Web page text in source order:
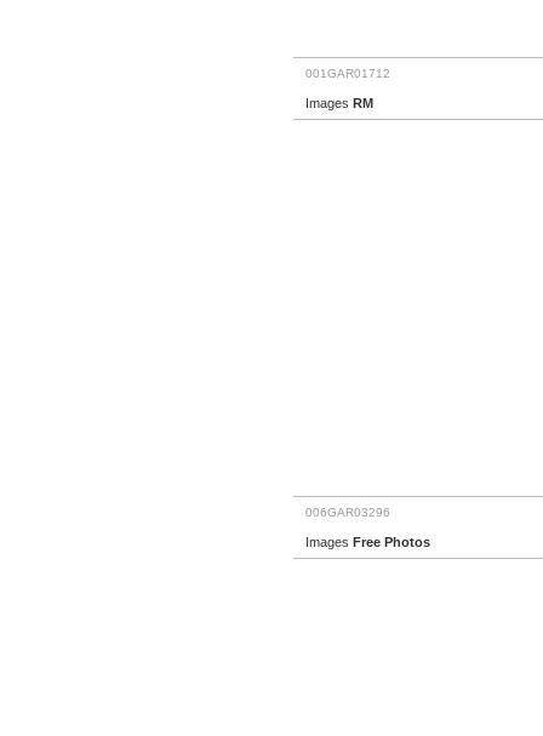
001GAR01712
Images RM
006GAR03296
Images Free Photos